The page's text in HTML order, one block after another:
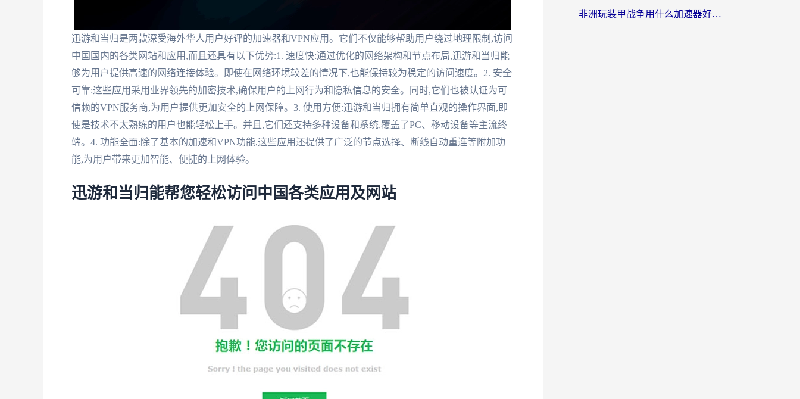
迅游和当归是两款深受海外华人用户好评的加速器和VPN应用。它们不仅能够帮助用户绕过地理限制,访问
中国国内的各类网站和应用,而且还具有以下优势:1. 速度快:通过优化的网络架构和节点布局,迅游和当归能
够为用户提供高速的网络连接体验。即使在网络环境较差的情况下,也能保持较为稳定的访问速度。2. 安全
可靠:这些应用采用业界领先的加密技术,确保用户的上网行为和隐私信息的安全。同时,它们也被认证为可
信赖的VPN服务商,为用户提供更加安全的上网保障。3. 使用方便:迅游和当归拥有简单直观的操作界面,即
使是技术不太熟练的用户也能轻松上手。并且,它们还支持多种设备和系统,覆盖了PC、移动设备等主流终
端。4. 功能全面:除了基本的加速和VPN功能,这些应用还提供了广泛的节点选择、断线自动重连等附加功
能,为用户带来更加智能、便捷的上网体验。
迅游和当归能帮您轻松访问中国各类应用及网站
非洲玩装甲战争用什么加速器好？海外党亲测有效的国服游戏加速方案